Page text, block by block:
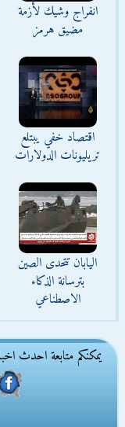
انفراج وشيك لأزمة
مضيق هرمز
اقتصاد خفي يبتلع
تريليونات الدولارات
اليابان تتحدى الصين
بترسانة الذكاء
الاصطناعي
يمكنكم متابعة احدث